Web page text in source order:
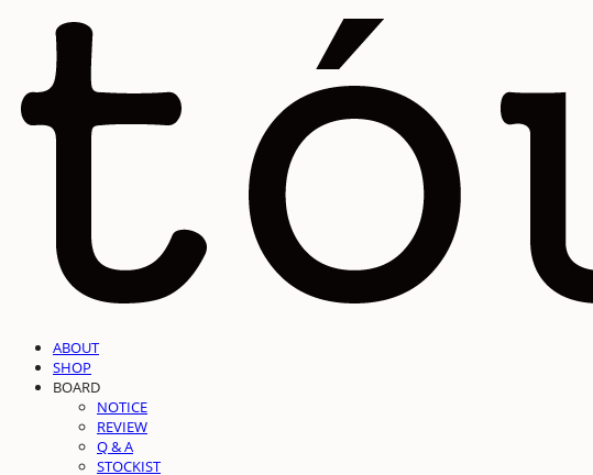
ABOUT
SHOP
BOARD
NOTICE
REVIEW
Q & A
STOCKIST